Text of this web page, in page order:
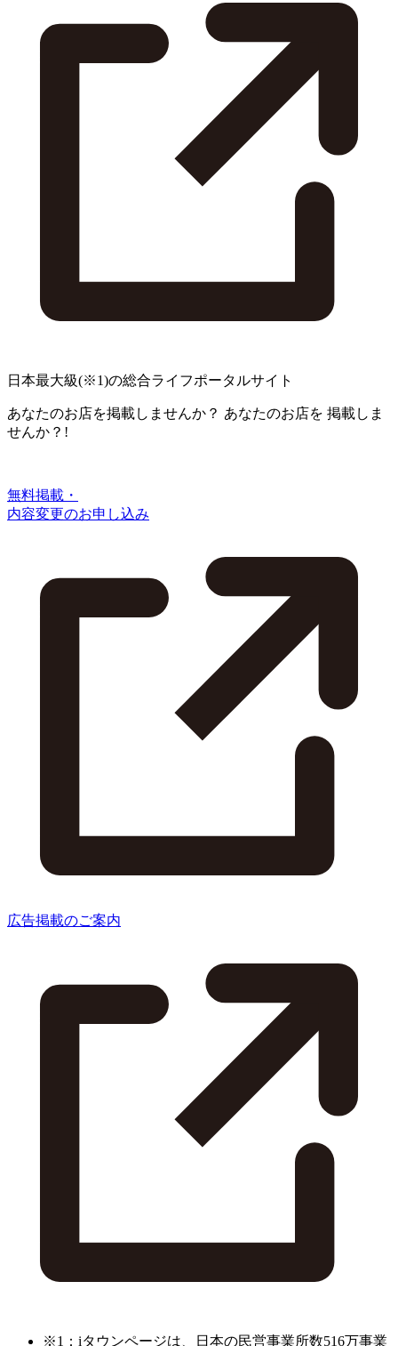
日本最大級(※1)の総合ライフポータルサイト
あなたのお店を掲載しませんか？ あなたのお店を 掲載しま
せんか？!
無料掲載・
内容変更のお申し込み
広告掲載のご案内
※1：iタウンページは、日本の民営事業所数516万事業